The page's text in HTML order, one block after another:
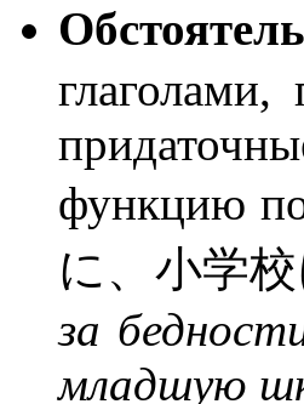
функцию
に、小学
за
младшую